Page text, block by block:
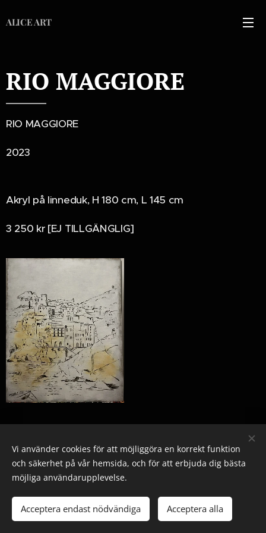
ALICE ART
RIO MAGGIORE
RIO MAGGIORE
2023
Akryl på linneduk, H 180 cm, L 145 cm
3 250 kr [EJ TILLGÄNGLIG]
Skapad medWebnode Cookies
Vi använder cookies för att möjliggöra en korrekt funktion
och säkerhet på vår hemsida, och för att erbjuda dig bästa
möjliga användarupplevelse.
Acceptera endast nödvändiga Acceptera alla